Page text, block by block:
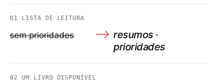
01 LISTA DE LEITURA
sem prioridades ⟶ resumos ·
prioridades
02 UM LIVRO DISPONÍVEL